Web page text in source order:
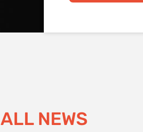
ALL NEWS